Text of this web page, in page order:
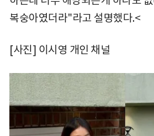
복숭아였더라"라고 설명했다.<
[사진] 이시영 개인 채널